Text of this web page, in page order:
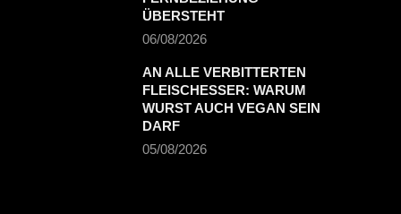
ÜBERSTEHT
06/08/2026
AN ALLE VERBITTERTEN
FLEISCHESSER: WARUM
WURST AUCH VEGAN SEIN
DARF
05/08/2026